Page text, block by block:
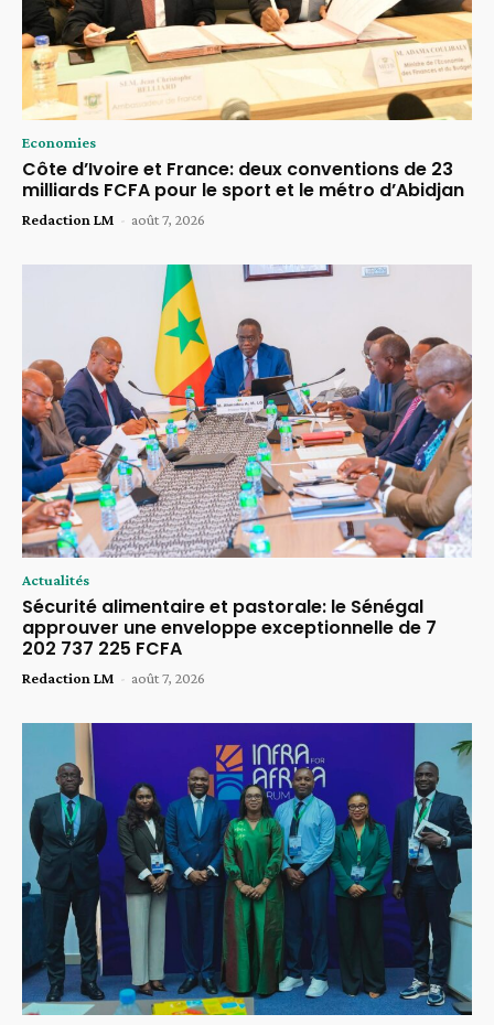
Economies
Côte d’Ivoire et France: deux conventions de 23
milliards FCFA pour le sport et le métro d’Abidjan
Redaction LM - août 7, 2026
Actualités
Sécurité alimentaire et pastorale: le Sénégal
approuver une enveloppe exceptionnelle de 7
202 737 225 FCFA
Redaction LM - août 7, 2026